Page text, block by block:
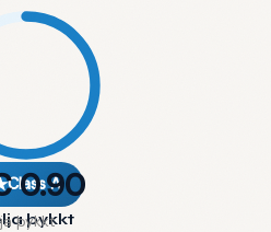
0.90
þykkt
Class A
þykkt